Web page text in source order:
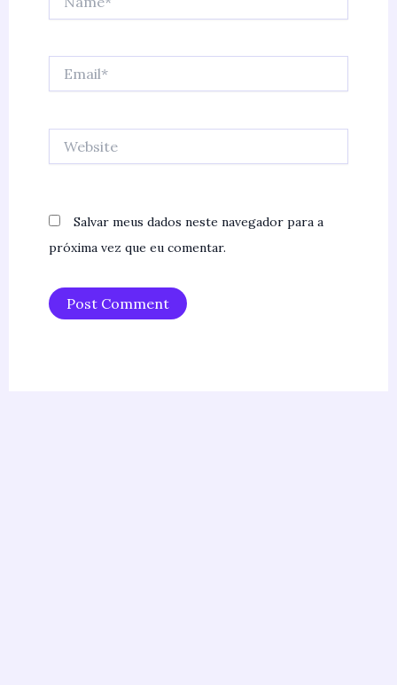
Salvar meus dados neste navegador para a
próxima vez que eu comentar.